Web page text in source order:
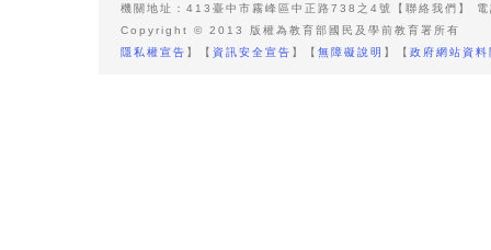
機關地址：413臺中市霧峰區中正路738之4號【聯絡我們
Copyright © 2013 版權為教育部國民及學前教育署所有
隱私權宣告 】【 資訊安全宣告 】【 無障礙說明 】【 政府網站資